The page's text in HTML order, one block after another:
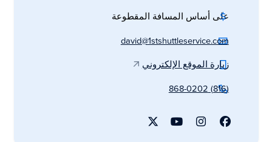
على أساس المسافة المقطوعة
david@1stshuttleservice.com
زيارة الموقع الإلكتروني
(816) 868-0202